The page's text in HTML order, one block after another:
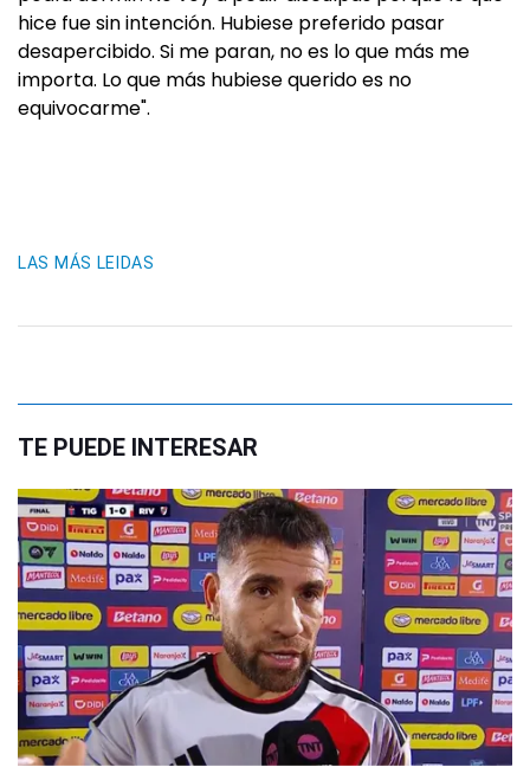
hice fue sin intención. Hubiese preferido pasar
desapercibido. Si me paran, no es lo que más me
importa. Lo que más hubiese querido es no
equivocarme".
LAS MÁS LEIDAS
TE PUEDE INTERESAR